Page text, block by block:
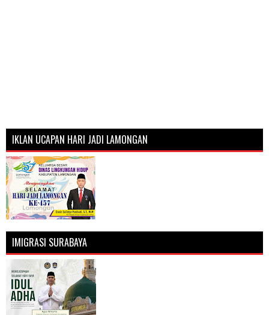
IKLAN UCAPAN HARI JADI LAMONGAN
IMIGRASI SURABAYA